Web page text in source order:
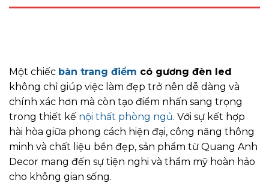
Một chiếc bàn trang điểm có gương đèn led
không chỉ giúp việc làm đẹp trở nên dễ dàng và
chính xác hơn mà còn tạo điểm nhấn sang trọng
trong thiết kế nội thất phòng ngủ. Với sự kết hợp
hài hòa giữa phong cách hiện đại, công năng thông
minh và chất liệu bền đẹp, sản phẩm từ Quang Anh
Decor mang đến sự tiện nghi và thẩm mỹ hoàn hảo
cho không gian sống.